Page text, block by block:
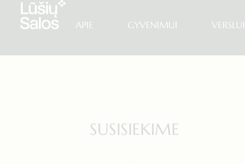
APIE GYVENIMUI VERSLUI
SUSISIEKIME